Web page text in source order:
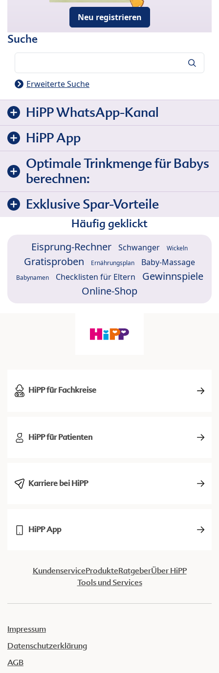
Neu registrieren
Suche
Erweiterte Suche
HiPP WhatsApp-Kanal
HiPP App
Optimale Trinkmenge für Babys
berechnen:
Exklusive Spar-Vorteile
Häufig geklickt
Eisprung-Rechner Schwanger Wickeln
Gratisproben Ernährungsplan Baby-Massage
Babynamen Checklisten für Eltern
Gewinnspiele
Online-Shop
HiPP für Fachkreise
HiPP für Patienten
Karriere bei HiPP
HiPP App
KundenserviceProdukteRatgeberÜber HiPP
Tools und Services
Impressum
Datenschutzerklärung
AGB